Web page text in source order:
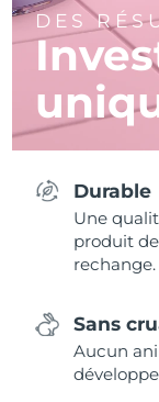
DES
Durable
Une
produit
rechange.
Sans
Aucun